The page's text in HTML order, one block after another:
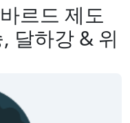
르드 제도
달하강 & 위